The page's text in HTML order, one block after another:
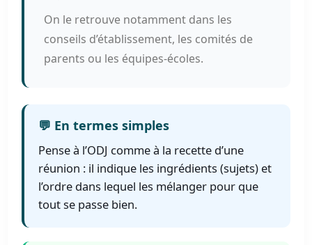
On le retrouve notamment dans les
conseils d’établissement, les comités de
parents ou les équipes-écoles.
💬 En termes simples
Pense à l’ODJ comme à la recette d’une
réunion : il indique les ingrédients (sujets) et
l’ordre dans lequel les mélanger pour que
tout se passe bien.